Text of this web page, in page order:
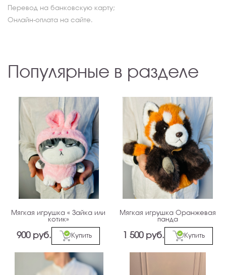
Перевод на банковскую карту;
Онлайн-оплата на сайте.
Популярные в разделе
Мягкая игрушка « Зайка или
котик»
900 руб. Купить
Мягкая игрушка Оранжевая
панда
1 500 руб. Купить